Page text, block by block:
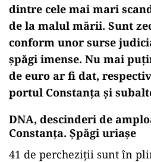
dintre cele mai mari
de la malul mării. Sunt
conform unor surse
șpăgi imense. Nu mai
de euro ar fi dat,
portul Constanța și
DNA, descinderi de
Constanța. Șpăgi uriașe
41 de percheziții sunt în